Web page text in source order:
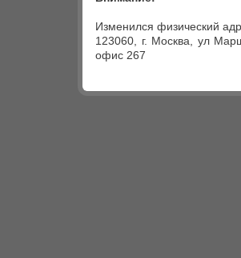
Изменился физический
123060, г. Москва, ул
офис 267